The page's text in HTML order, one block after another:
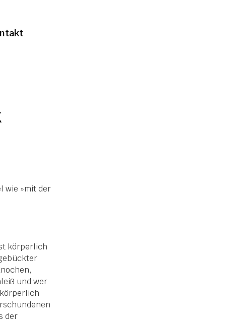
wie »mit der
körperlich
und wer
der